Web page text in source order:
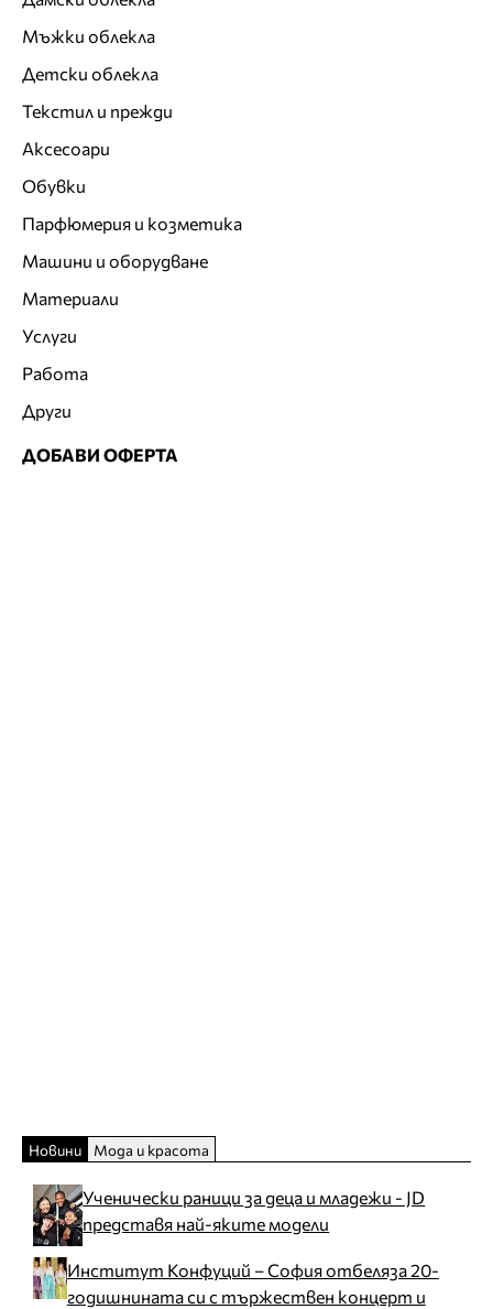
Мъжки облекла
Детски облекла
Текстил и прежди
Аксесоари
Обувки
Парфюмерия и козметика
Машини и оборудване
Материали
Услуги
Работа
Други
ДОБАВИ ОФЕРТА
Новини Мода и красота
Ученически раници за деца и младежи - JD
представя най-яките модели
Институт Конфуций – София отбеляза 20-
годишнината си с тържествен концерт и